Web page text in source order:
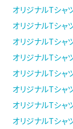
オリジナルTシャ
オリジナルTシャ
オリジナルTシャ
オリジナルTシャ
オリジナルTシャ
オリジナルTシャ
オリジナルTシャ
オリジナルTシャ